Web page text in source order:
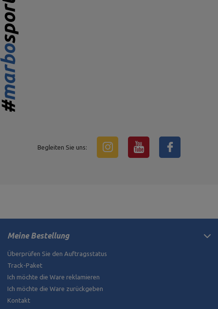
Begleiten Sie uns:
Meine Bestellung
Überprüfen Sie den Auftragsstatus
Track-Paket
Ich möchte die Ware reklamieren
Ich möchte die Ware zurückgeben
Kontakt